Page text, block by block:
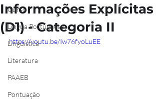
Curso
Língua Portuguesa
Linguística
Literatura
PAAEB
Pontuação
Informações Explícitas
(D1) - Categoria II
https://youtu.be/Iw76fyoLuEE